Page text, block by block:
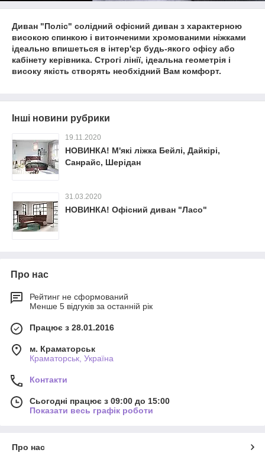
Диван "Поліс" солідний офісний диван з характерною
високою спинкою і витонченими хромованими ніжками
ідеально впишеться в інтер'єр будь-якого офісу або
кабінету керівника. Строгі лінії, ідеальна геометрія і
високу якість створять необхідний Вам комфорт.
Інші новини рубрики
19.11.2020
НОВИНКА! М'які ліжка Бейлі, Дайкірі,
Санрайс, Шерідан
31.03.2020
НОВИНКА! Офісний диван "Ласо"
Про нас
Рейтинг не сформований
Менше 5 відгуків за останній рік
Працює з 28.01.2016
м. Краматорськ
Краматорськ, Україна
Контакти
Сьогодні працює з 09:00 до 15:00
Показати весь графік роботи
Про нас